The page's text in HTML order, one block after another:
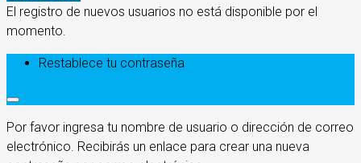
El registro de nuevos usuarios no está disponible por el
momento.
Restablece tu contraseña
Por favor ingresa tu nombre de usuario o dirección de correo
electrónico. Recibirás un enlace para crear una nueva